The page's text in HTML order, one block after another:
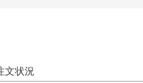
文状況